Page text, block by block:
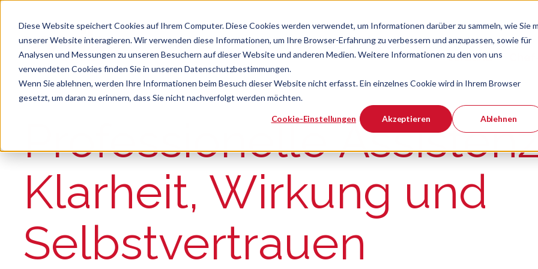
Diese Website speichert Cookies auf Ihrem Computer. Diese Cookies werden verwendet, um Informationen darüber zu sammeln, wie Sie
unserer Website interagieren. Wir verwenden diese Informationen, um Ihre Browser-Erfahrung zu verbessern und anzupassen, sowie für
Analysen und Messungen zu unseren Besuchern auf dieser Website und anderen Medien. Weitere Informationen zu den von uns
verwendeten Cookies finden Sie in unseren Datenschutzbestimmungen.
Wenn Sie ablehnen, werden Ihre Informationen beim Besuch dieser Website nicht erfasst. Ein einzelnes Cookie wird in Ihrem Browser
gesetzt, um daran zu erinnern, dass Sie nicht nachverfolgt werden möchten.
Cookie-Einstellungen Akzeptieren Ablehnen
Zeige
Verband
Suche
Es gibt keine Vorschläge, da das Suchfeld leer ist.
Professionelle
Klarheit, Wirkung und
Selbstvertrauen